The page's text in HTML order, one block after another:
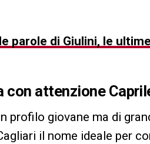
parole di Giulini, le
con attenzione
profilo giovane ma di
il nome ideale per